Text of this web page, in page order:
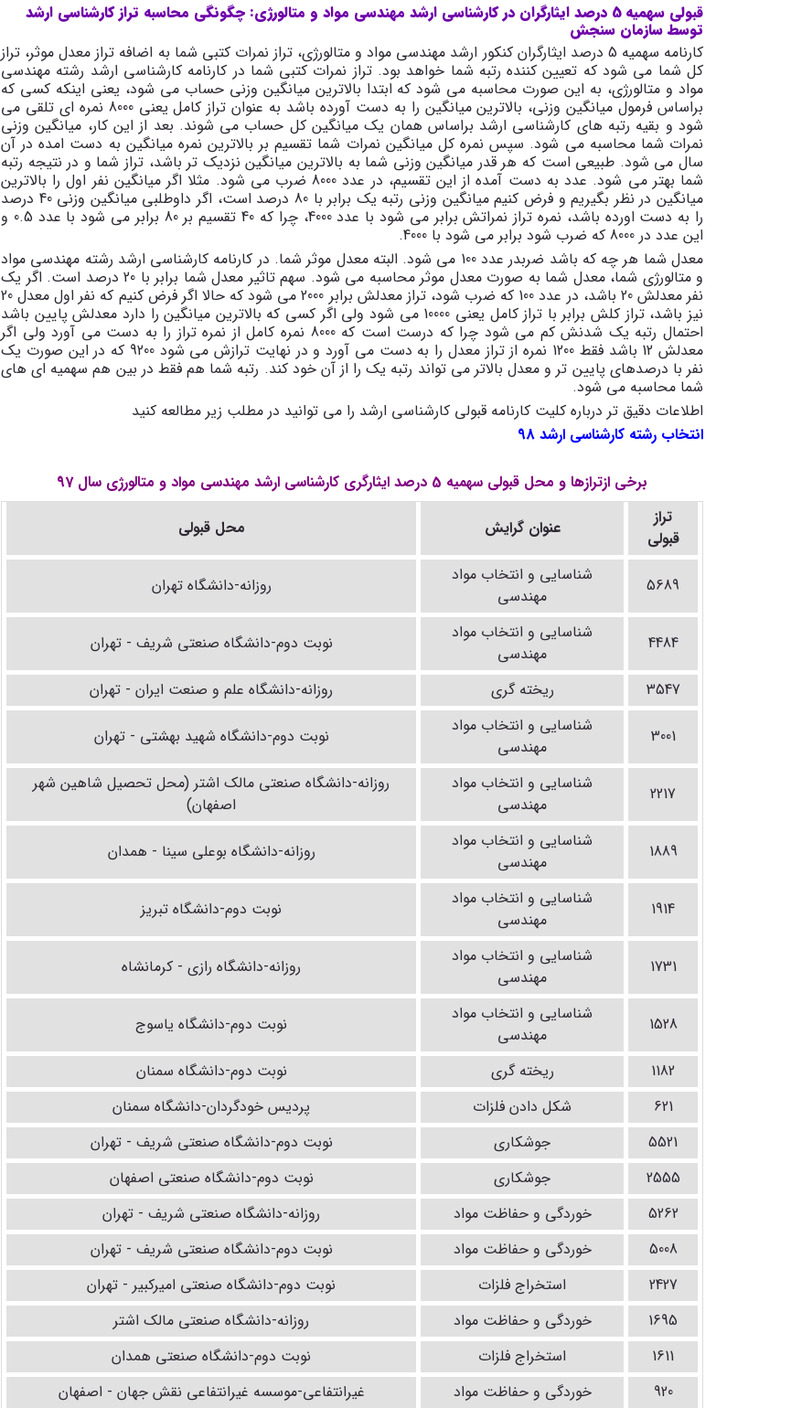
قبولی سهمیه 5 درصد ایثارگران در کارشناسی ارشد مهندسی مواد و متالورژی: چگونگی محاسبه تراز کارشناسی ارشد
توسط سازمان سنجش
کارنامه سهمیه 5 درصد ایثارگران کنکور ارشد مهندسی مواد و متالورژی، تراز نمرات کتبی شما به اضافه تراز معدل موثر، تراز
کل شما می شود که تعیین کننده رتبه شما خواهد بود. تراز نمرات کتبی شما در کارنامه کارشناسی ارشد رشته مهندسی
مواد و متالورژی، به این صورت محاسبه می شود که ابتدا بالاترین میانگین وزنی حساب می شود، یعنی اینکه کسی که
براساس فرمول میانگین وزنی، بالاترین میانگین را به دست آورده باشد به عنوان تراز کامل یعنی 8000 نمره ای تلقی می
شود و بقیه رتبه های کارشناسی ارشد براساس همان یک میانگین کل حساب می شوند. بعد از این کار، میانگین وزنی
نمرات شما محاسبه می شود. سپس نمره کل میانگین نمرات شما تقسیم بر بالاترین نمره میانگین به دست امده در آن
سال می شود. طبیعی است که هر قدر میانگین وزنی شما به بالاترین میانگین نزدیک تر باشد، تراز شما و در نتیجه رتبه
شما بهتر می شود. عدد به دست آمده از این تقسیم، در عدد 8000 ضرب می شود. مثلا اگر میانگین نفر اول را بالاترین
میانگین در نظر بگیریم و فرض کنیم میانگین وزنی رتبه یک برابر با 80 درصد است، اگر داوطلبی میانگین وزنی 40 درصد
را به دست اورده باشد، نمره تراز نمراتش برابر می شود با عدد 4000، چرا که 40 تقسیم بر 80 برابر می شود با عدد 0.5 و
این عدد در 8000 که ضرب شود برابر می شود با 4000.
معدل شما هر چه که باشد ضربدر عدد 100 می شود. البته معدل موثر شما. در کارنامه کارشناسی ارشد رشته مهندسی مواد
و متالورژی شما، معدل شما به صورت معدل موثر محاسبه می شود. سهم تاثیر معدل شما برابر با 20 درصد است. اگر یک
نفر معدلش 20 باشد، در عدد 100 که ضرب شود، تراز معدلش برابر 2000 می شود که حالا اگر فرض کنیم که نفر اول معدل 20
نیز باشد، تراز کلش برابر با تراز کامل یعنی 10000 می شود ولی اگر کسی که بالاترین میانگین را دارد معدلش پایین باشد
احتمال رتبه یک شدنش کم می شود چرا که درست است که 8000 نمره کامل از نمره تراز را به دست می آورد ولی اگر
معدلش 12 باشد فقط 1200 نمره از تراز معدل را به دست می آورد و در نهایت ترازش می شود 9200 که در این صورت یک
نفر با درصدهای پایین تر و معدل بالاتر می تواند رتبه یک را از آن خود کند. رتبه شما هم فقط در بین هم سهمیه ای های
شما محاسبه می شود.
اطلاعات دقیق تر درباره کلیت کارنامه قبولی کارشناسی ارشد را می توانید در مطلب زیر مطالعه کنید
انتخاب رشته کارشناسی ارشد 98
برخی ازترازها و محل قبولی سهمیه 5 درصد ایثارگری کارشناسی ارشد مهندسی مواد و متالورژی سال 97
تراز
قبولی
عنوان گرایش محل قبولی
5689
شناسایی و انتخاب مواد
مهندسی
روزانه-دانشگاه تهران
4484
شناسایی و انتخاب مواد
مهندسی
نوبت دوم-دانشگاه صنعتی شریف - تهران
3547 ریخته گری روزانه-دانشگاه علم و صنعت ایران - تهران
3001
شناسایی و انتخاب مواد
مهندسی
نوبت دوم-دانشگاه شهید بهشتی - تهران
2217
شناسایی و انتخاب مواد
مهندسی
روزانه-دانشگاه صنعتی مالک اشتر (محل تحصیل شاهین شهر
اصفهان)
1889
شناسایی و انتخاب مواد
مهندسی
روزانه-دانشگاه بوعلی سینا - همدان
1914
شناسایی و انتخاب مواد
مهندسی
نوبت دوم-دانشگاه تبریز
1731
شناسایی و انتخاب مواد
مهندسی
روزانه-دانشگاه رازی - کرمانشاه
1528
شناسایی و انتخاب مواد
مهندسی
نوبت دوم-دانشگاه یاسوج
1182 ریخته گری
نوبت دوم-دانشگاه سمنان
621
شکل دادن فلزات
پردیس خودگردان-دانشگاه سمنان
5521
جوشکاری
نوبت دوم-دانشگاه صنعتی شریف - تهران
2555
جوشکاری
نوبت دوم-دانشگاه صنعتی اصفهان
5262
خوردگی و حفاظت مواد
روزانه-دانشگاه صنعتی شریف - تهران
5008
خوردگی و حفاظت مواد
نوبت دوم-دانشگاه صنعتی شریف - تهران
2427
استخراج فلزات
نوبت دوم-دانشگاه صنعتی امیرکبیر - تهران
1695
خوردگی و حفاظت مواد
روزانه-دانشگاه صنعتی مالک اشتر
1611
استخراج فلزات
نوبت دوم-دانشگاه صنعتی همدان
920
خوردگی و حفاظت مواد غیرانتفاعی-موسسه غیرانتفاعی نقش جهان - اصفهان